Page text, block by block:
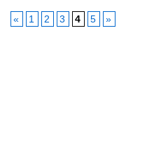
« 1 2 3 4 5 »